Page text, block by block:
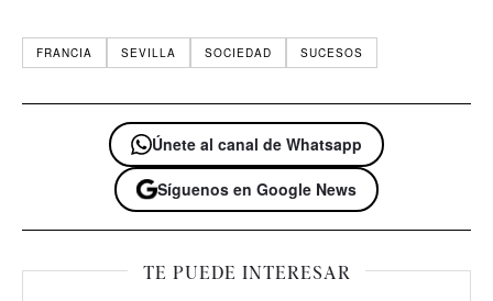
FRANCIA SEVILLA SOCIEDAD SUCESOS
Únete al canal de Whatsapp
Síguenos en Google News
TE PUEDE INTERESAR